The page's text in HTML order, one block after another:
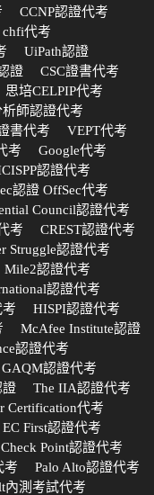
CCNP認證代考
代考
UiPath認證
證
CSC證書代考
思培CELPIP代考
師認證代考
書代考
VEPT代考
考
Google代考
認證代考
認證 OffSec代考
Council認證代考
考
CREST認證代考
Struggle認證代考
Mile2認證代考
認證代考
考
HISPI認證代考
McAfee Institute認證
認證代考
GAQM認證代考
證
The IIA認證代考
Certification代考
EC First認證代考
Check Point認證代考
考
Palo Alto認證代考
內測考試代考